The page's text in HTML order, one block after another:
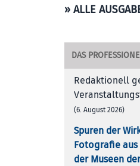
» ALLE
DAS
Redaktionell
(6. August 2026)
Spuren der
Foto­gra­fie
der Muse­en